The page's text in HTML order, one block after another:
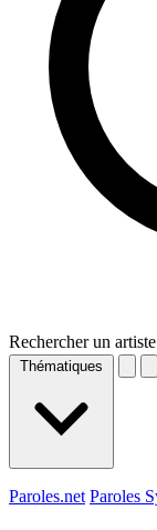
Rechercher un
Thématiques
Paroles.net Paroles